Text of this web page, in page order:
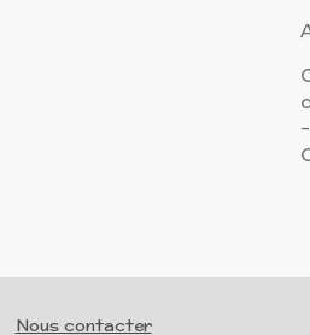
Nous contacter